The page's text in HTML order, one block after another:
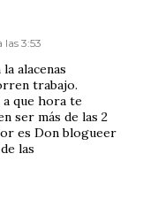
las 3:53
alacenas
trabajo.
que hora te
ser más de las 2
es Don blogueer
las